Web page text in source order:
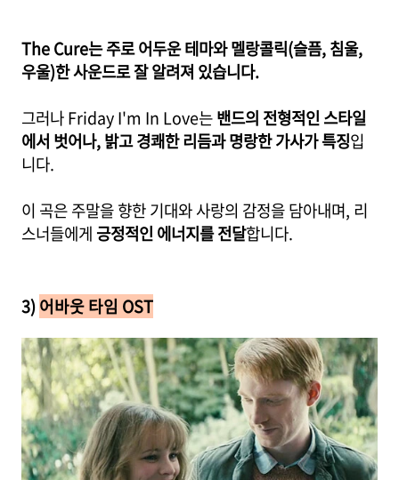
The Cure는 주로 어두운 테마와 멜랑콜릭(슬픔, 침울,
우울)한 사운드로 잘 알려져 있습니다.
그러나 Friday I'm In Love는밴드의 전형적인 스타일
에서 벗어나, 밝고 경쾌한 리듬과 명랑한 가사가 특징입
니다.
이 곡은 주말을 향한 기대와 사랑의 감정을 담아내며, 리
스너들에게 긍정적인 에너지를 전달합니다.
3)어바웃 타임 OST